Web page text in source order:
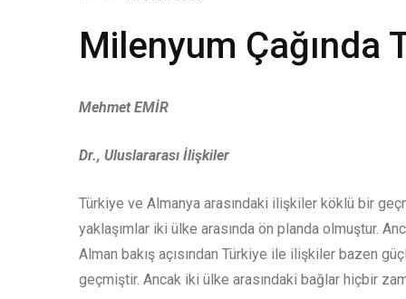
Milenyum Çağında
Mehmet EMİR
Dr., Uluslararası İlişkiler
Türkiye ve Almanya arasındaki ilişkiler köklü bir
yaklaşımlar iki ülke arasında ön planda olmuştur.
Alman bakış açısından Türkiye ile ilişkiler bazen
geçmiştir. Ancak iki ülke arasındaki bağlar hiçbir